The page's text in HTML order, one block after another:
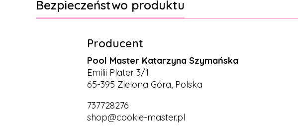
Bezpieczeństwo produktu
Producent
Pool Master Katarzyna Szymańska
Emilii Plater 3/1
65-395 Zielona Góra, Polska
737728276
shop@cookie-master.pl